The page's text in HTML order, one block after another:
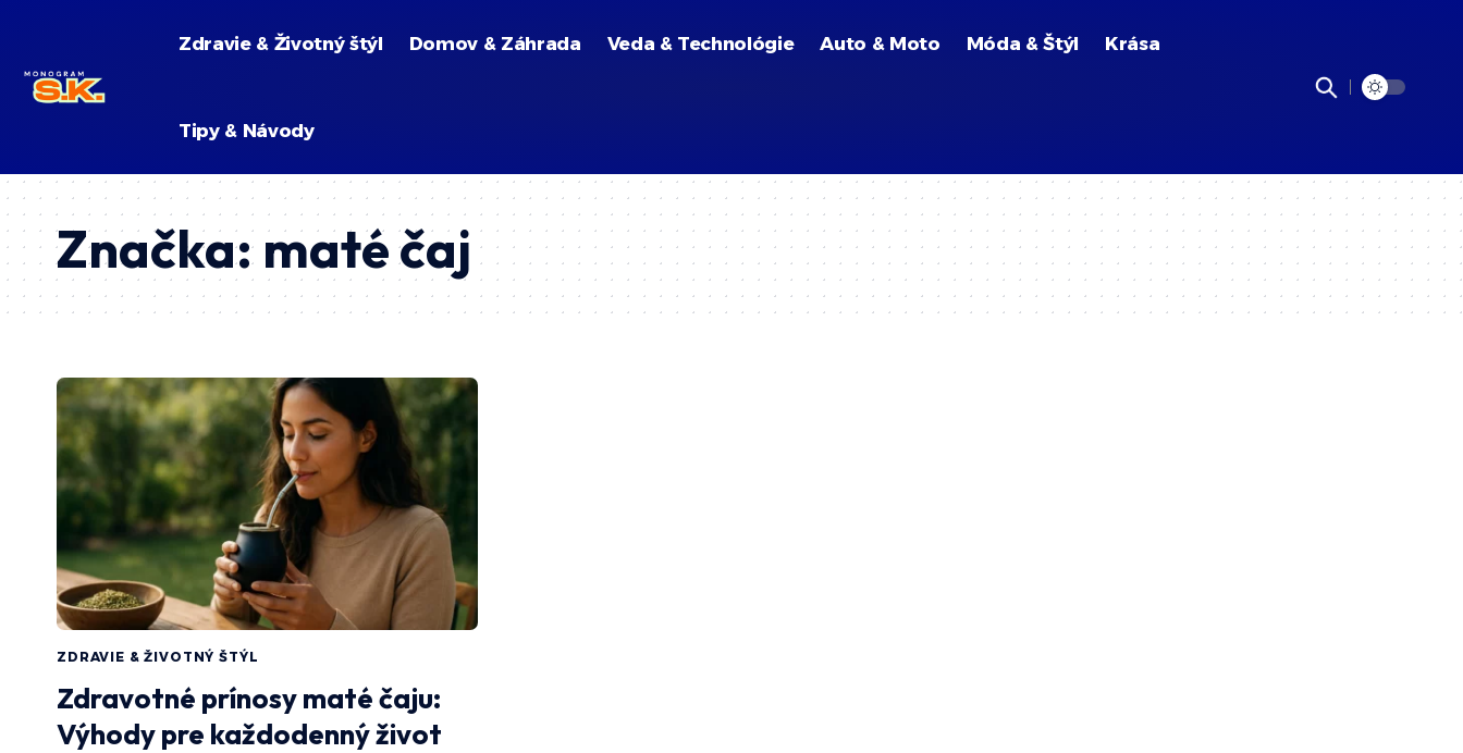
Zdravie & Životný štýl Domov & Záhrada Veda & Technológie Auto & Moto Móda & Štýl Krása
Tipy & Návody
Značka:maté čaj
ZDRAVIE & ŽIVOTNÝ ŠTÝL
Zdravotné prínosy maté čaju:
Výhody pre každodenný život